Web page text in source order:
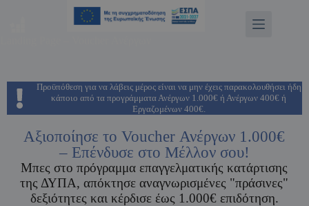
Προϋπόθεση για να λάβεις μέρος είναι να μην έχεις παρακολουθήσει ήδη
κάποιο από τα προγράμματα Ανέργων 1.000€ ή Ανέργων 400€ ή
Εργαζομένων 400€.
Αξιοποίησε το Voucher Ανέργων 1.000€
– Επένδυσε στο Μέλλον σου!
Μπες στο πρόγραμμα επαγγελματικής κατάρτισης
της ΔΥΠΑ, απόκτησε αναγνωρισμένες "πράσινες"
δεξιότητες και κέρδισε έως 1.000€ επιδότηση.